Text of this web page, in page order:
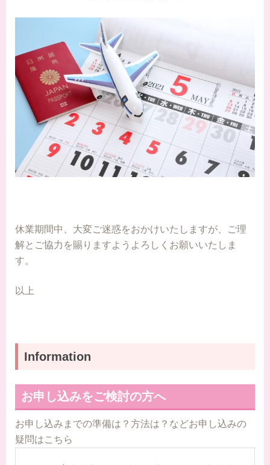
休業期間中、大変ご迷惑をおかけいたしますが、ご理
解とご協力を賜りますようよろしくお願いいたしま
す。
以上
Information
お申し込みをご検討の方へ
お申し込みまでの準備は？方法は？などお申し込みの
疑問はこちら